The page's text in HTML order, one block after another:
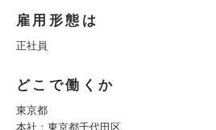
雇用形態は
正社員
どこで働くか
東京都
本社：東京都千代田区